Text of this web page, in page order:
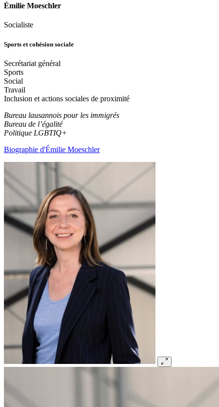
Émilie Moeschler
Socialiste
Sports et cohésion sociale
Secrétariat général
Sports
Social
Travail
Inclusion et actions sociales de proximité
Bureau lausannois pour les immigrés
Bureau de l’égalité
Politique LGBTIQ+
Biographie d'Émilie Moeschler